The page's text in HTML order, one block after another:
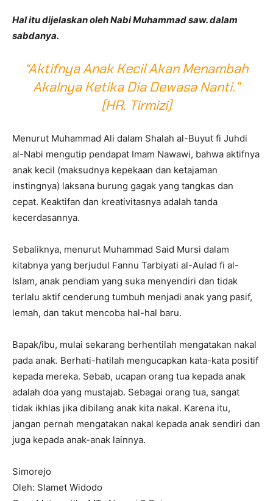
Hal itu dijelaskan oleh Nabi Muhammad saw. dalam
sabdanya.
“Aktifnya Anak Kecil Akan Menambah
Akalnya Ketika Dia Dewasa Nanti.”
(HR. Tirmizi)
Menurut Muhammad Ali dalam Shalah al-Buyut fi Juhdi
al-Nabi mengutip pendapat Imam Nawawi, bahwa aktifnya
anak kecil (maksudnya kepekaan dan ketajaman
instingnya) laksana burung gagak yang tangkas dan
cepat. Keaktifan dan kreativitasnya adalah tanda
kecerdasannya.
Sebaliknya, menurut Muhammad Said Mursi dalam
kitabnya yang berjudul Fannu Tarbiyati al-Aulad fi al-
Islam, anak pendiam yang suka menyendiri dan tidak
terlalu aktif cenderung tumbuh menjadi anak yang pasif,
lemah, dan takut mencoba hal-hal baru.
Bapak/ibu, mulai sekarang berhentilah mengatakan nakal
pada anak. Berhati-hatilah mengucapkan kata-kata positif
kepada mereka. Sebab, ucapan orang tua kepada anak
adalah doa yang mustajab. Sebagai orang tua, sangat
tidak ikhlas jika dibilang anak kita nakal. Karena itu,
jangan pernah mengatakan nakal kepada anak sendiri dan
juga kepada anak-anak lainnya.
Simorejo
Oleh: Slamet Widodo